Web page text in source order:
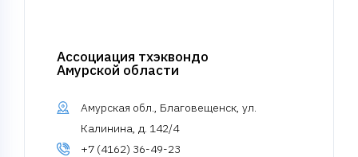
Ассоциация тхэквондо
Амурской области
Амурская обл., Благовещенск, ул.
Калинина, д. 142/4
+7 (4162) 36-49-23